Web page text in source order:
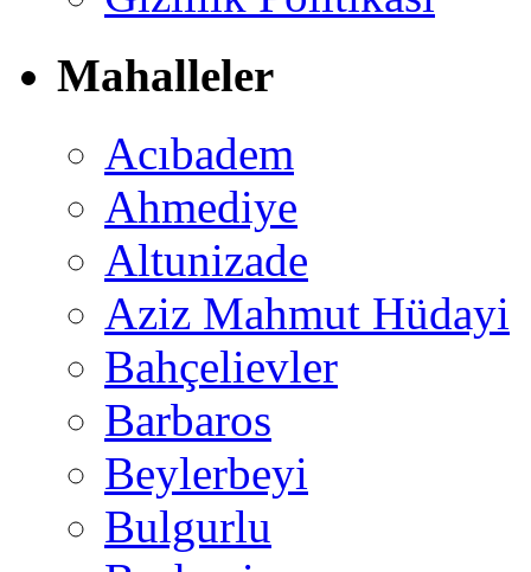
Mahalleler
Acıbadem
Ahmediye
Altunizade
Aziz Mahmut Hüdayi
Bahçelievler
Barbaros
Beylerbeyi
Bulgurlu